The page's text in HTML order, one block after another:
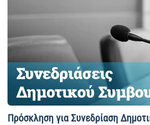
Πρόσκληση για Συνεδρίαση